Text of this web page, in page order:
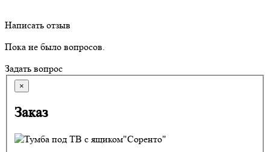
Написать отзыв
Пока не было вопросов.
Задать вопрос
×
Заказ